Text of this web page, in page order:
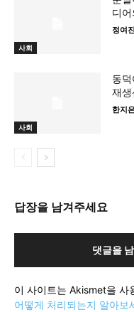
사회
디어
정여
사회
동
재생
한지
답장을 남겨주세요
댓글을
이 사이트는 Akismet을 사
어떻게 처리되는지 알아보